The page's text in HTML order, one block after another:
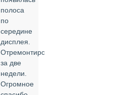
полоса
по
середине
дисплея.
Отремонтировали
за две
недели.
Огромное